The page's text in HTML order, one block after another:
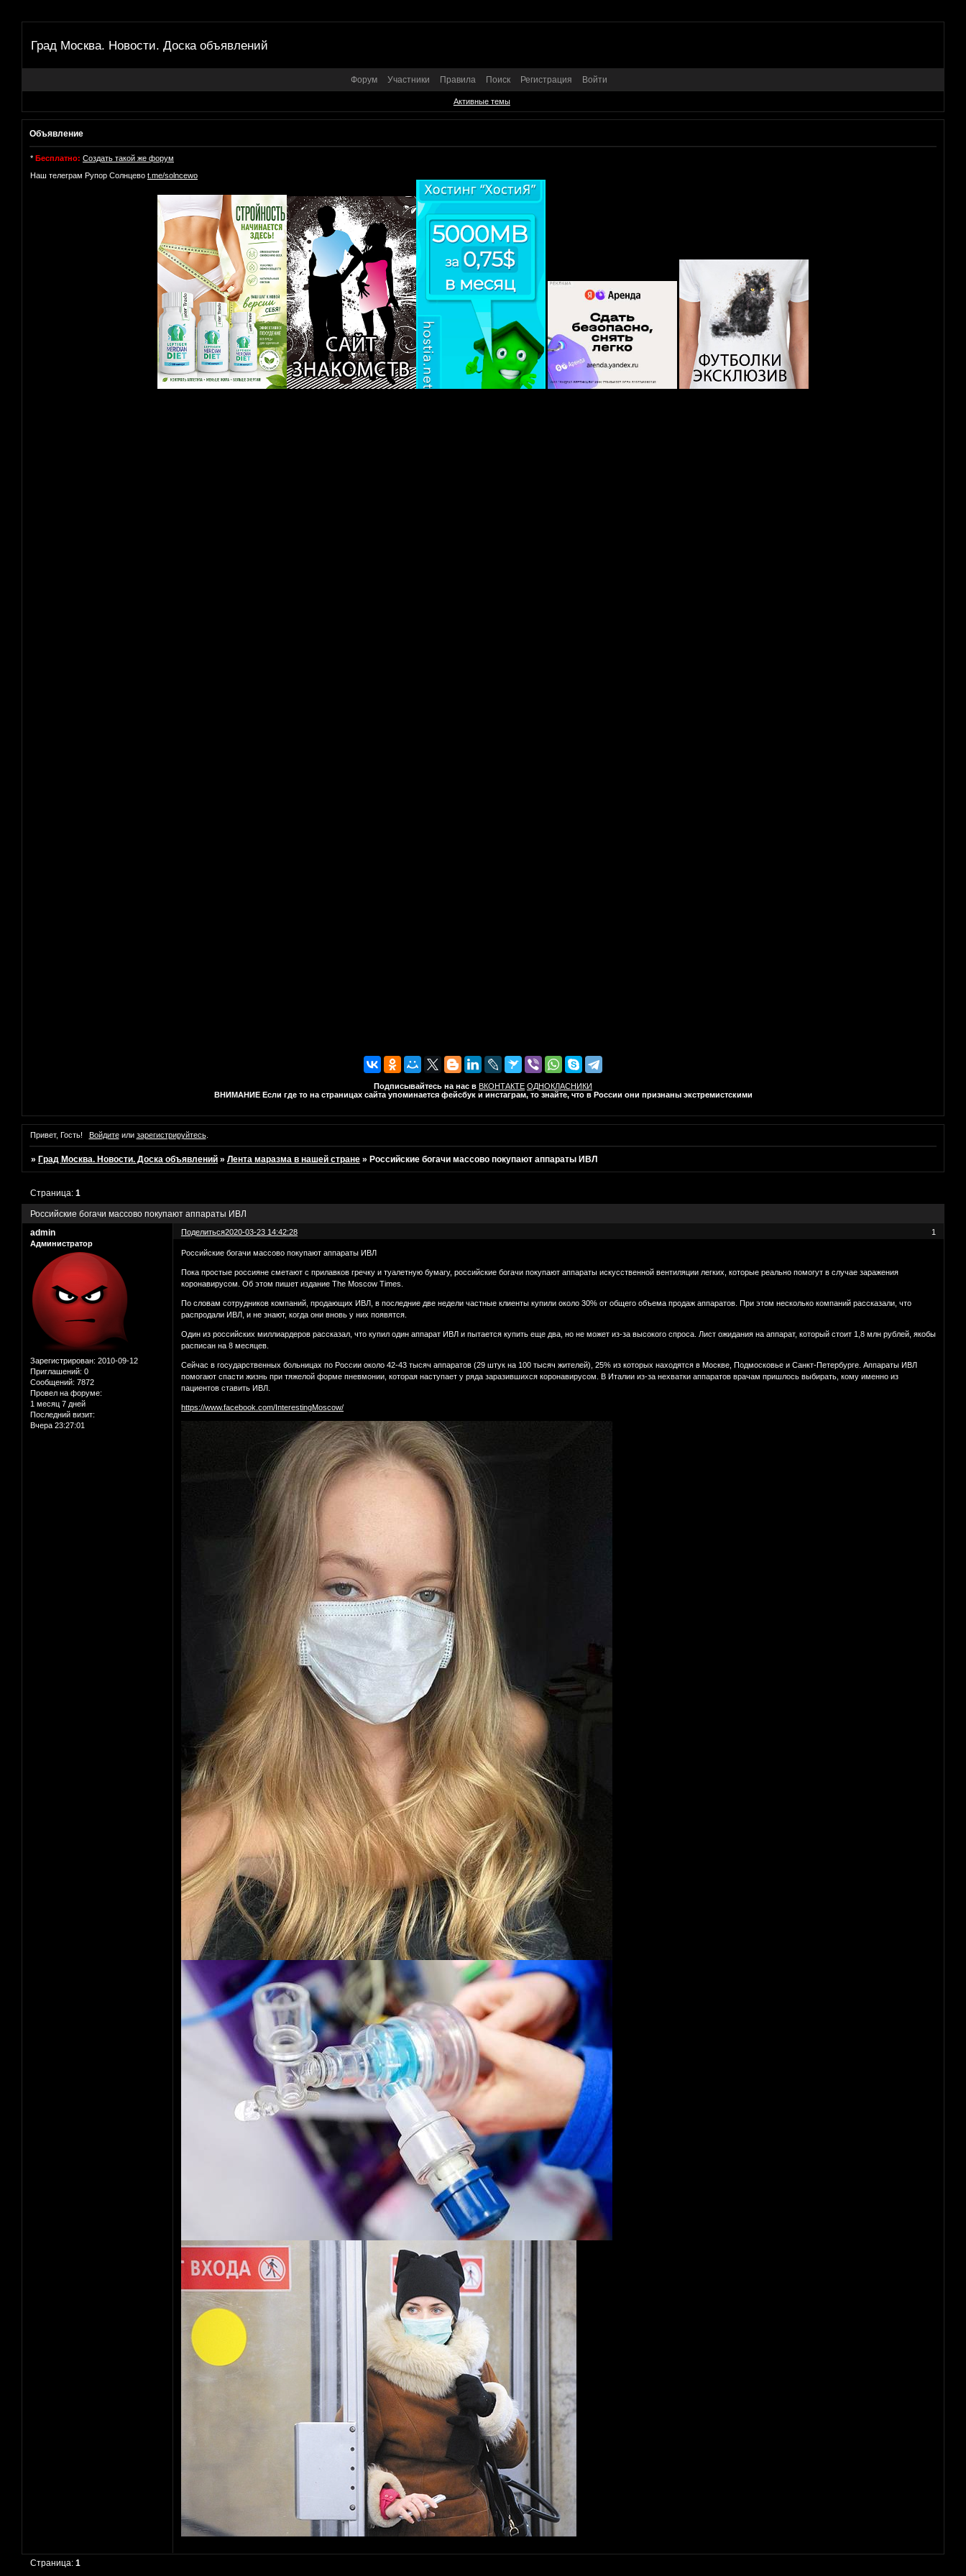
Град Москва. Новости. Доска объявлений
Форум Участники Правила Поиск Регистрация Войти
Активные темы
Объявление
* Бесплатно: Создать такой же форум
Наш телеграм Рупор Солнцево t.me/solncewo
Подписывайтесь на нас в ВКОНТАКТЕ ОДНОКЛАСНИКИ
ВНИМАНИЕ Если где то на страницах сайта упоминается фейсбук и инстаграм, то знайте, что в России они признаны экстремистскими
Привет, Гость! Войдитеили зарегистрируйтесь.
» Град Москва. Новости. Доска объявлений »Лента маразма в нашей стране » Российские богачи массово покупают аппараты ИВЛ
Российские богачи массово покупают аппараты ИВЛ
Страница:1
Поделиться 1
2020-03-23 14:42:28
admin
Администратор
Зарегистрирован: 2010-09-12
Приглашений: 0
Сообщений: 7872
Провел на форуме:
1 месяц 7 дней
Последний визит:
Вчера 23:27:01
Российские богачи массово покупают аппараты ИВЛ
Пока простые россияне сметают с прилавков гречку и туалетную бумагу, российские богачи покупают аппараты искусственной вентиляции легких, которые реально помогут в случае заражения
коронавирусом. Об этом пишет издание The Moscow Times.
По словам сотрудников компаний, продающих ИВЛ, в последние две недели частные клиенты купили около 30% от общего объема продаж аппаратов. При этом несколько компаний рассказали, что
распродали ИВЛ, и не знают, когда они вновь у них появятся.
Один из российских миллиардеров рассказал, что купил один аппарат ИВЛ и пытается купить еще два, но не может из-за высокого спроса. Лист ожидания на аппарат, который стоит 1,8 млн рублей, якобы
расписан на 8 месяцев.
Сейчас в государственных больницах по России около 42-43 тысяч аппаратов (29 штук на 100 тысяч жителей), 25% из которых находятся в Москве, Подмосковье и Санкт-Петербурге. Аппараты ИВЛ
помогают спасти жизнь при тяжелой форме пневмонии, которая наступает у ряда заразившихся коронавирусом. В Италии из-за нехватки аппаратов врачам пришлось выбирать, кому именно из
пациентов ставить ИВЛ.
https://www.facebook.com/InterestingMoscow/
Страница:1